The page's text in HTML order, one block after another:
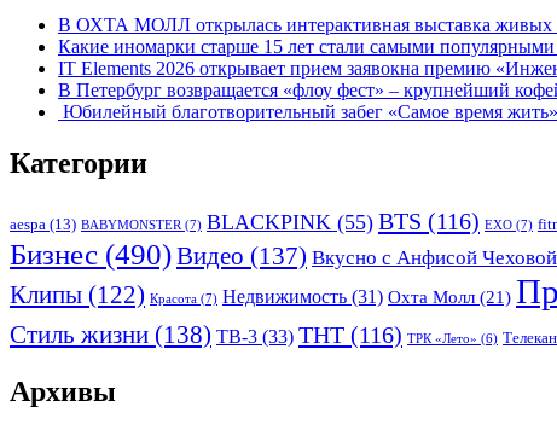
В ОХТА МОЛЛ открылась интерактивная выставка живых
Какие иномарки старше 15 лет стали самыми популярными
IT Elements 2026 открывает прием заявокна премию
В Петербург возвращается «флоу фест» – крупнейший
Юбилейный благотворительный забег «Самое время
Категории
aespa (13) BABYMONSTER(7) BLACKPINK (55) BTS (116) EXO (7)
Бизнес (490)Видео (137) Вкусно с Анфисой Чеховой
Клипы (122) Красота (7) Недвижимость (31) Охта Молл (21)
Стиль жизни (138) ТВ-3 (33) ТНТ (116) ТРК «Лето» (6)
Архивы